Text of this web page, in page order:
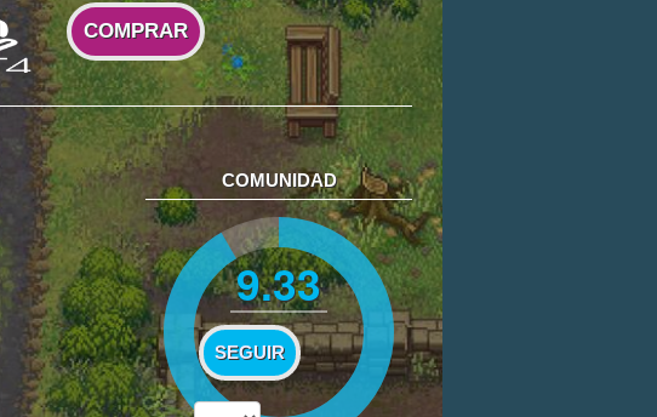
COMPRAR
COMUNIDAD
9.33
SEGUIR